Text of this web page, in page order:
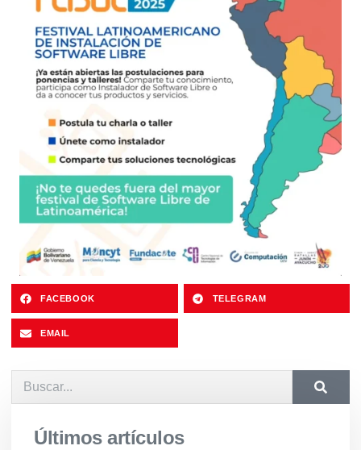
FACEBOOK TELEGRAM
EMAIL
Últimos artículos